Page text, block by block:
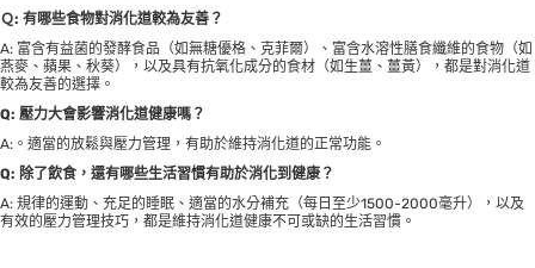
Ｑ: 有哪些食物對消化道較為友善？
A: 富含有益菌的發酵食品（如無糖優格、克菲爾）、富含水溶性膳食纖維的食物（如
燕麥、蘋果、秋葵），以及具有抗氧化成分的食材（如生薑、薑黃），都是對消化道
較為友善的選擇。
Q: 壓力大會影響消化道健康嗎？
A:。適當的放鬆與壓力管理，有助於維持消化道的正常功能。
Q: 除了飲食，還有哪些生活習慣有助於消化到健康？
A: 規律的運動、充足的睡眠、適當的水分補充（每日至少1500-2000毫升），以及
有效的壓力管理技巧，都是維持消化道健康不可或缺的生活習慣。